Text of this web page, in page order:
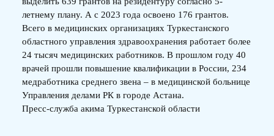
летнему плану. А с 2023 года освоено 176 грантов.
Всего в медицинских организациях Туркестанского
областного управления здравоохранения работает более
24 тысяч медицинских работников. В прошлом году 40
врачей прошли повышение квалификации в России, 234
медработника среднего звена – в медицинской больнице
Управления делами РК в городе Астана.
Пресс-служба акима Туркестанской области